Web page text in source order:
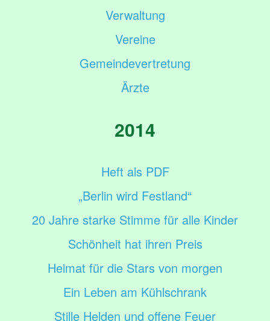
Verwaltung
Vereine
Gemeindevertretung
Ärzte
2014
Heft als PDF
„Berlin wird Festland“
20 Jahre starke Stimme für alle Kinder
Schönheit hat ihren Preis
Heimat für die Stars von morgen
Ein Leben am Kühlschrank
Stille Helden und offene Feuer